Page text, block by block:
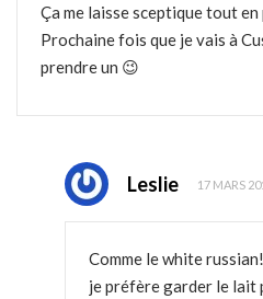
Ça me laisse sceptique tout
Prochaine fois que je vais à
prendre un 😉
Leslie 17 MARS
Comme le white
je préfère garder le lait